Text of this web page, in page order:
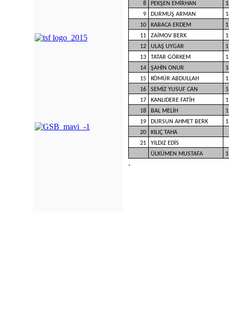
8 PEKŞEN EMİRHAN
9
DURMUŞ ARMAN
10
KABACA ERDEM
11
ZAİMOV BERK
12
ULAŞ UYGAR
13
TATAR GÖRKEM
14
ŞAHİN ONUR
15
KÖMÜR ABDULLAH
16
SEMİZ YUSUF CAN
17
KANLIDERE FATİH
18
BAL MELİH
19
DURSUN AHMET BERK
20
KILIÇ TAHA
21
YILDIZ EDİS
ÜLKÜMEN MUSTAFA
.